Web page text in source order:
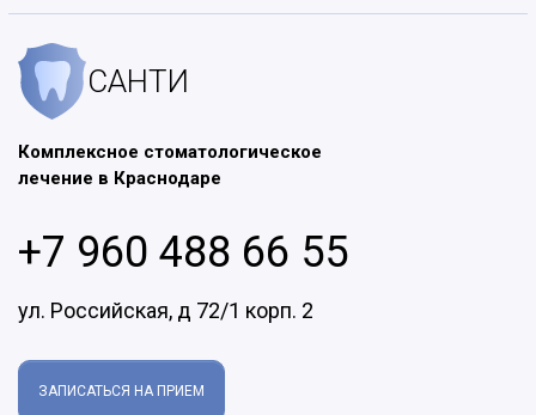
САНТИ
Комплексное стоматологическое
лечение в Краснодаре
+7 960 488 66 55
ул. Российская, д 72/1 корп. 2
ЗАПИСАТЬСЯ НА ПРИЕМ